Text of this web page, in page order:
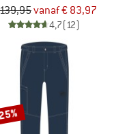
vanaf € 83,97
4,7(12)